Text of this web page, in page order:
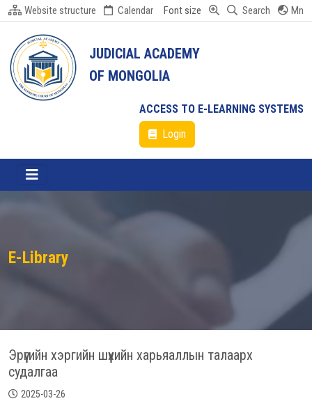
Website structure Calendar Font size Search Mn
JUDICIAL ACADEMY
OF MONGOLIA
ACCESS TO E-LEARNING SYSTEMS
Login
E-Library
Эрүүгийн хэргийн шүүхийн харьяаллын талаарх
судалгаа
2025-03-26